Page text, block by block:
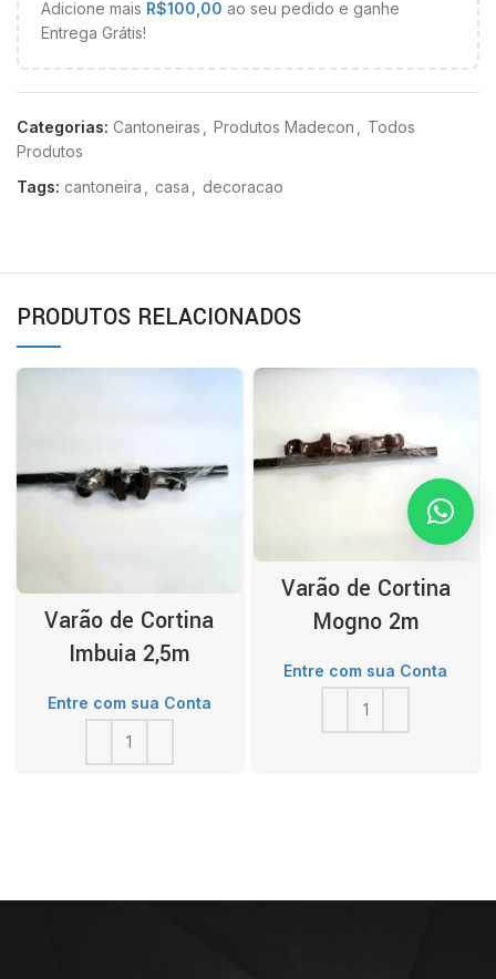
Adicione mais R$100,00 ao seu pedido e ganhe
Entrega Grátis!
Categorias: Cantoneiras Produtos Madecon
Todos
Produtos
Tags: cantoneira casa decoracao
PRODUTOS RELACIONADOS
Varão de Cortina
Imbuia 2,5m
Entre com sua Conta
Varão de Cortina
Mogno 2m
Entre com sua Conta